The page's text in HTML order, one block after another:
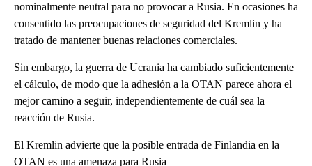
nominalmente neutral para no provocar a Rusia. En ocasiones ha
consentido las preocupaciones de seguridad del Kremlin y ha
tratado de mantener buenas relaciones comerciales.
Sin embargo, la guerra de Ucrania ha cambiado suficientemente
el cálculo, de modo que la adhesión a la OTAN parece ahora el
mejor camino a seguir, independientemente de cuál sea la
reacción de Rusia.
El Kremlin advierte que la posible entrada de Finlandia en la
OTAN es una amenaza para Rusia